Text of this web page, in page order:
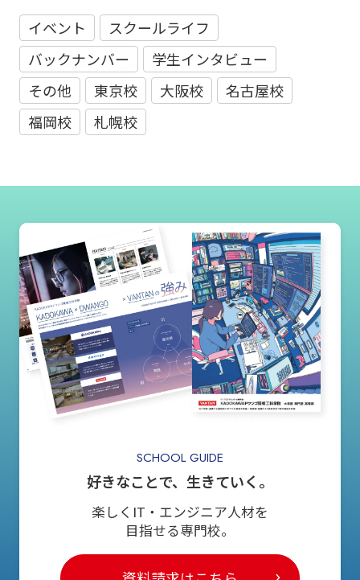
イベント
スクールライフ
バックナンバー
学生インタビュー
その他
東京校 大阪校
名古屋校
福岡校
札幌校
SCHOOL GUIDE
好きなことで、生きていく。
楽しくIT・エンジニア人材を
目指せる専門校。